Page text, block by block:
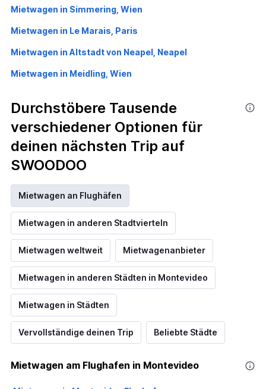
Mietwagen in Simmering, Wien
Mietwagen in Le Marais, Paris
Mietwagen in Altstadt von Neapel, Neapel
Mietwagen in Meidling, Wien
Durchstöbere Tausende
verschiedener Optionen für
deinen nächsten Trip auf
SWOODOO
Mietwagen an Flughäfen
Mietwagen in anderen Stadtvierteln
Mietwagen weltweit Mietwagenanbieter
Mietwagen in anderen Städten in Montevideo
Mietwagen in Städten
Vervollständige deinen Trip Beliebte Städte
Mietwagen am Flughafen in Montevideo